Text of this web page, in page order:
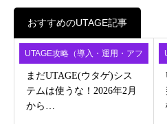
おすすめのUTAGE記事
UTAGE攻略（導入・運用・アフ
ィ）
まだUTAGE(ウタゲ)シス
テムは使うな！2026年2月
から…